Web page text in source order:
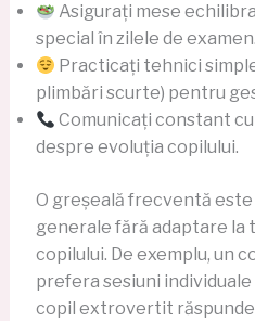
Asigurați mese
special în zilele de examen.
Practicați tehnici
plimbări scurte) pentru
Comunicați constant
despre evoluția copilului.
O greșeală frecventă
generale fără adaptare la
copilului. De exemplu, un
prefera sesiuni
copil extrovertit răspunde